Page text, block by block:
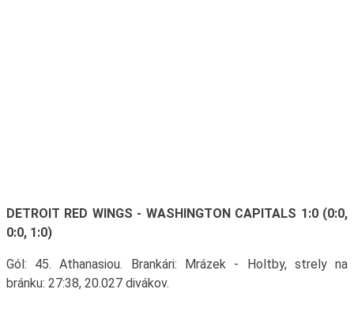
DETROIT RED WINGS - WASHINGTON CAPITALS 1:0 (0:0,
0:0, 1:0)
Gól: 45. Athanasiou. Brankári: Mrázek - Holtby, strely na
bránku: 27:38, 20.027 divákov.